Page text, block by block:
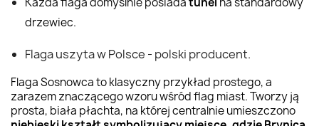
drzewiec.
Flaga uszyta w Polsce - polski producent.
Flaga Sosnowca to klasyczny przykład prostego, a
zarazem znaczącego wzoru wśródflag miast. Tworzy ją
prosta, biała płachta, na której centralnie umieszczono